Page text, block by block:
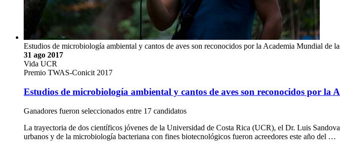
Estudios de microbiología ambiental y cantos de aves son reconocidos por la Academia Mundial de
31 ago 2017
Vida UCR
Premio TWAS-Conicit 2017
Estudios de microbiología ambiental y cantos de aves son reconocidos por la
Ganadores fueron seleccionados entre 17 candidatos
La trayectoria de dos científicos jóvenes de la Universidad de Costa Rica (UCR), el Dr. Luis
urbanos y de la microbiología bacteriana con fines biotecnológicos fueron acreedores este año del …